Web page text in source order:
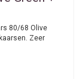
80/68 Olive
Zeer